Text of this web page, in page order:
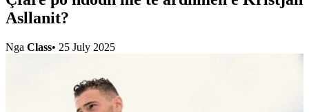
Asllanit?
Nga Class• 25 July 2025